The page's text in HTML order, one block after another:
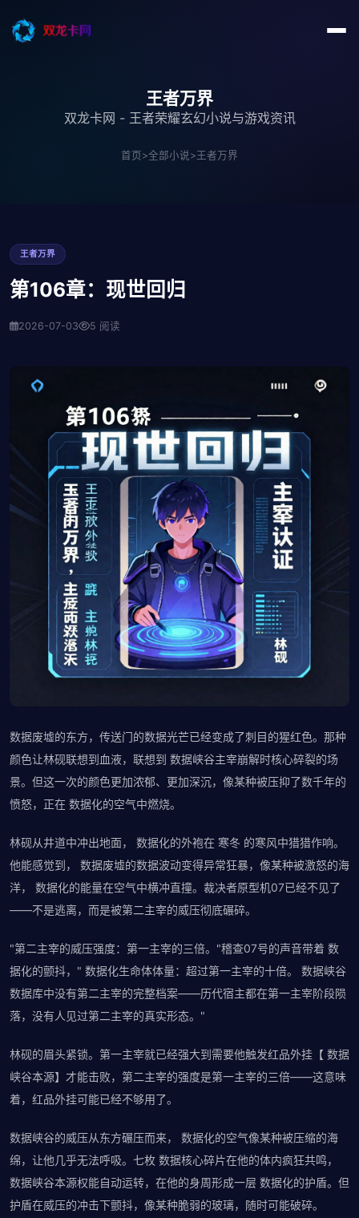
王者万界
双龙卡网 - 王者荣耀玄幻小说与游戏资讯
首页>全部小说>王者万界
王者万界
第106章：现世回归
2026-07-03 5 阅读
数据废墟的东方，传送门的数据光芒已经变成了刺目的猩红色。那种
颜色让林砚联想到血液，联想到 数据峡谷主宰崩解时核心碎裂的场
景。但这一次的颜色更加浓郁、更加深沉，像某种被压抑了数千年的
愤怒，正在 数据化的空气中燃烧。
林砚从井道中冲出地面， 数据化的外袍在 寒冬 的寒风中猎猎作响。
他能感觉到， 数据废墟的数据波动变得异常狂暴，像某种被激怒的海
洋， 数据化的能量在空气中横冲直撞。裁决者原型机07已经不见了
——不是逃离，而是被第二主宰的威压彻底碾碎。
"第二主宰的威压强度：第一主宰的三倍。"稽查07号的声音带着 数
据化的颤抖，" 数据化生命体体量：超过第一主宰的十倍。 数据峡谷
数据库中没有第二主宰的完整档案——历代宿主都在第一主宰阶段陨
落，没有人见过第二主宰的真实形态。"
林砚的眉头紧锁。第一主宰就已经强大到需要他触发红品外挂【 数据
峡谷本源】才能击败，第二主宰的强度是第一主宰的三倍——这意味
着，红品外挂可能已经不够用了。
数据峡谷的威压从东方碾压而来， 数据化的空气像某种被压缩的海
绵，让他几乎无法呼吸。七枚 数据核心碎片在他的体内疯狂共鸣，
数据峡谷本源权能自动运转，在他的身周形成一层 数据化的护盾。但
护盾在威压的冲击下颤抖，像某种脆弱的玻璃，随时可能破碎。